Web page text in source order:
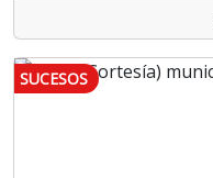
SUCESOS